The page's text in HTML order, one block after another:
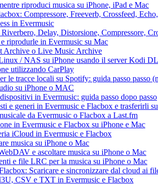
riproduci musica su iPhone, iPad e Mac
Compressore, Freeverb, Crossfeed,
in Evermusic
Delay, Distorsione, Compressore,
riprodurle in Evermusic su Mac
Archive o Live Music Archive
/ NAS su iPhone usando il server Kodi
utilizzando CarPlay
le tracce locali su Spotify: guida passo passo
su iPhone o MAC
in Evermusic: guida passo dopo passo
e generi in Evermusic e Flacbox e trasferirli
da Evermusic o Flacbox a Last.fm
in Evermusic e Flacbox su iPhone e Mac
iCloud in Evermusic e Flacbox
musica su iPhone o Mac
e ascoltare musica su iPhone o Mac
e file LRC per la musica su iPhone o Mac
Scaricare e sincronizzare dal cloud ai
CSV e TXT in Evermusic e Flacbox